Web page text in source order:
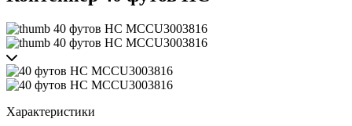
Характеристики